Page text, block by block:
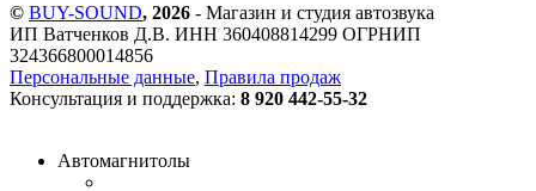
© BUY-SOUND, 2026 - Магазин и студия автозвука
ИП Ватченков Д.В. ИНН 360408814299 ОГРНИП
324366800014856
Персональные данные, Правила продаж
Консультация и поддержка: 8 920 442-55-32
Автомагнитолы